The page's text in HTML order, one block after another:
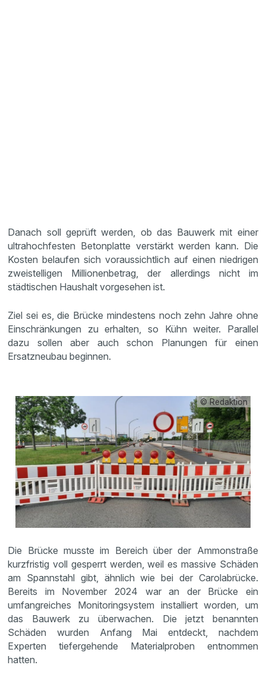
Danach soll geprüft werden, ob das Bauwerk mit einer
ultrahochfesten Betonplatte verstärkt werden kann. Die
Kosten belaufen sich voraussichtlich auf einen niedrigen
zweistelligen Millionenbetrag, der allerdings nicht im
städtischen Haushalt vorgesehen ist.
Ziel sei es, die Brücke mindestens noch zehn Jahre ohne
Einschränkungen zu erhalten, so Kühn weiter. Parallel
dazu sollen aber auch schon Planungen für einen
Ersatzneubau beginnen.
© Redaktion
Die Brücke musste im Bereich über der Ammonstraße
kurzfristig voll gesperrt werden, weil es massive Schäden
am Spannstahl gibt, ähnlich wie bei der Carolabrücke.
Bereits im November 2024 war an der Brücke ein
umfangreiches Monitoringsystem installiert worden, um
das Bauwerk zu überwachen. Die jetzt benannten
Schäden wurden Anfang Mai entdeckt, nachdem
Experten tiefergehende Materialproben entnommen
hatten.